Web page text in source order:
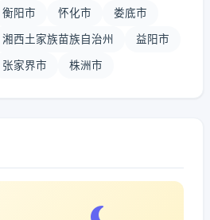
衡阳市 怀化市 娄底市
湘西土家族苗族自治州 益阳市
张家界市 株洲市